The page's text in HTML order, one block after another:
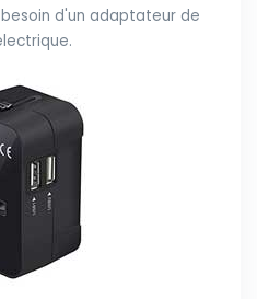
d'un adaptateur de